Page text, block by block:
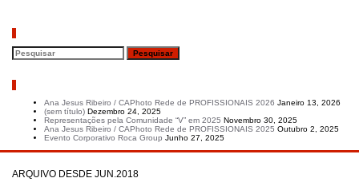
Ana Jesus Ribeiro / CAPhoto Rede de PROFISSIONAIS 2026 Janeiro 13, 2026
(sem título) Dezembro 24, 2025
Representações pela Comunidade “V” em 2025 Novembro 30, 2025
Ana Jesus Ribeiro / CAPhoto Rede de PROFISSIONAIS 2025 Outubro 2, 2025
Evento Corporativo Roca Group Junho 27, 2025
ARQUIVO DESDE JUN.2018